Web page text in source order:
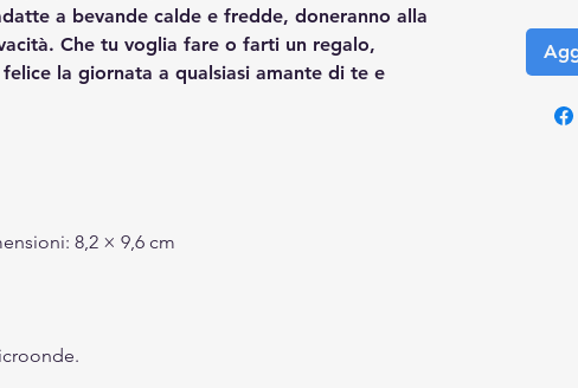
a bevande calde e fredde, doneranno alla
Che tu voglia fare o farti un regalo,
la giornata a qualsiasi amante di te e
8,2 × 9,6 cm